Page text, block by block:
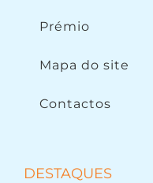
Prémio
Mapa do site
Contactos
DESTAQUES